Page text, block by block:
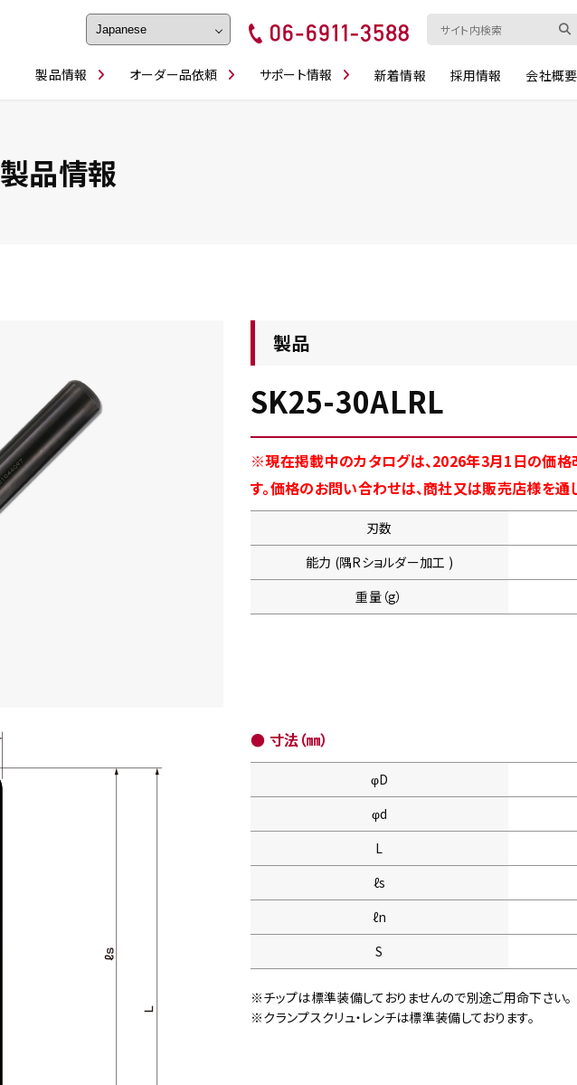
製品情報 オーダー品依頼
フェイス・ショルダーシリーズ 磨きの鬼
サポート情報
新着情報 採用情報 会社概要
製品情報
製品
SK25-30ALRL
※現在掲載中のカタログは、2026年3月1日の価格
す。価格のお問い合わせは、商社又は販売店様を通
刃数
能力 (隅Rショルダー加工 )
重量（g）
● 寸法（㎜）
φD
φd
L
ℓs
ℓn
S
※チップは標準装備しておりませんので別途ご用命下さい。
※クランプスクリュ・レンチは標準装備しております。